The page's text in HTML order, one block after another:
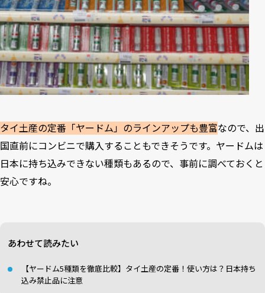
タイ土産の定番「ヤードム」のラインアップも豊富なので、出
国直前にコンビニで購入することもできそうです。ヤードムは
日本に持ち込みできない種類もあるので、事前に調べておくと
安心ですね。
あわせて読みたい
【ヤードム5種類を徹底比較】タイ土産の定番！使い方は？日本持ち
込み禁止品に注意